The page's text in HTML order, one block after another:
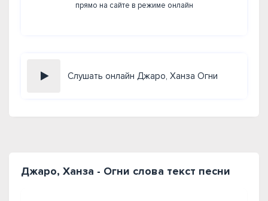
прямо на сайте в режиме онлайн
Слушать онлайн Джаро, Ханза Огни
Джаро, Ханза - Огни слова текст песни